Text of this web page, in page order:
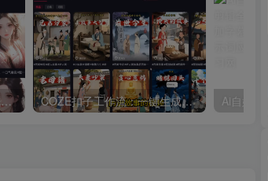
COZE扣子工作流：一键生成批量小说推文短视频，保姆级教程-智能体搭建-项目实操 COZE扣子工作流：一键生成【卡通风历史故事】短视频，保姆级教程+智能体搭建+项目实操